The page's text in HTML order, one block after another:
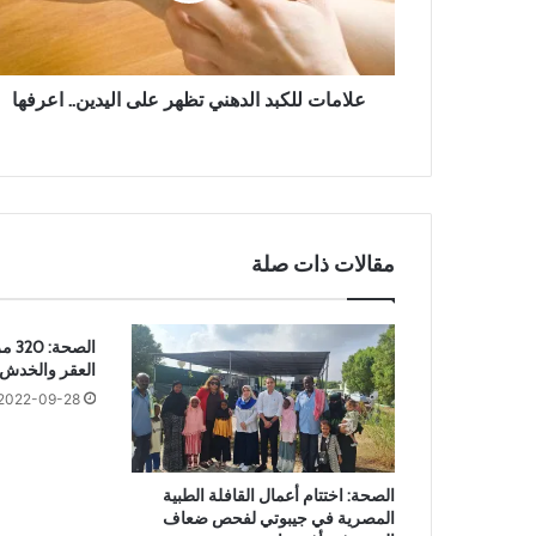
ل
ك
ل
ي
ت
ظ
ه
ر
ع
ل
ى
ا
ل
ي
علامات للكبد الدهني تظهر على اليدين.. اعرفها
مقالات ذات صلة
الصحة: اختتام أعمال القافلة الطبية
المصرية في جيبوتي لفحص ضعاف
العقر
09-28